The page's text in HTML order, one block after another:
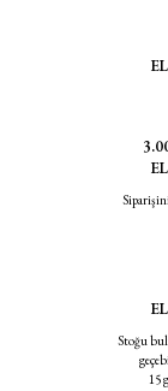
Stoğu
15